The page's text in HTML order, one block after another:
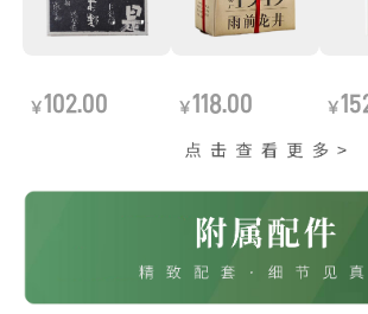
￥102.00 ￥118.00 ￥